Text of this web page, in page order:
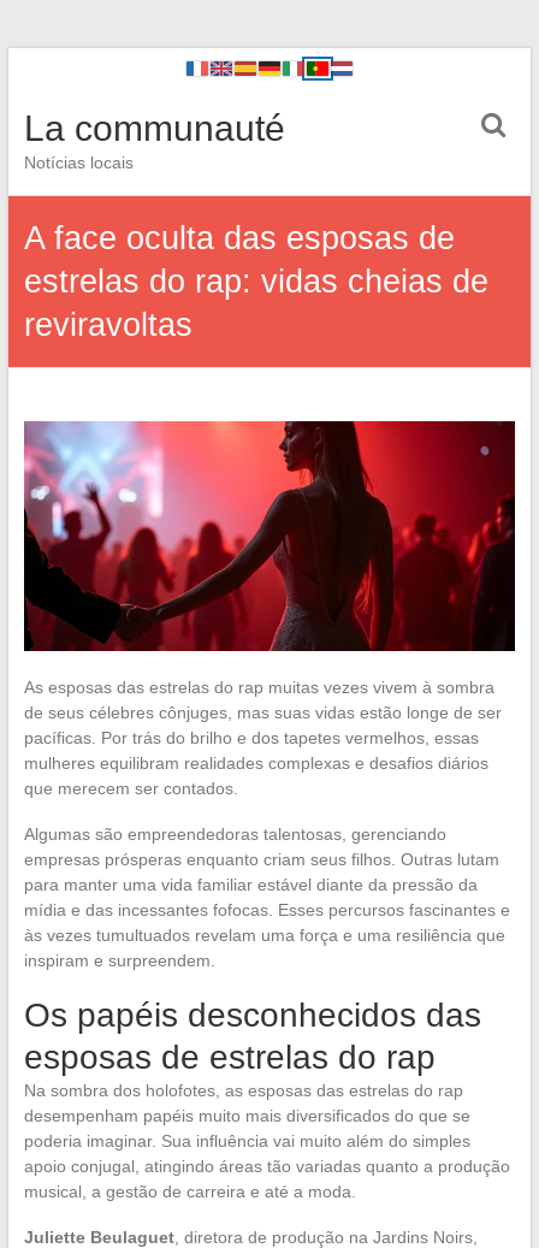
La communauté
Notícias locais
A face oculta das esposas de
estrelas do rap: vidas cheias de
reviravoltas
As esposas das estrelas do rap muitas vezes vivem à sombra
de seus célebres cônjuges, mas suas vidas estão longe de ser
pacíficas. Por trás do brilho e dos tapetes vermelhos, essas
mulheres equilibram realidades complexas e desafios diários
que merecem ser contados.
Algumas são empreendedoras talentosas, gerenciando
empresas prósperas enquanto criam seus filhos. Outras lutam
para manter uma vida familiar estável diante da pressão da
mídia e das incessantes fofocas. Esses percursos fascinantes e
às vezes tumultuados revelam uma força e uma resiliência que
inspiram e surpreendem.
Os papéis desconhecidos das
esposas de estrelas do rap
Na sombra dos holofotes, as esposas das estrelas do rap
desempenham papéis muito mais diversificados do que se
poderia imaginar. Sua influência vai muito além do simples
apoio conjugal, atingindo áreas tão variadas quanto a produção
musical, a gestão de carreira e até a moda.
Juliette Beulaguet, diretora de produção na Jardins Noirs,